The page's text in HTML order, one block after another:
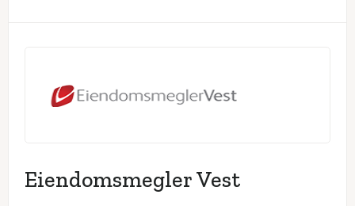
Eiendomsmegler Vest